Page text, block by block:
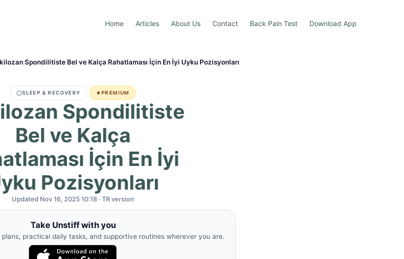
Home Articles About Us Contact Back Pain Test Download App
Spondilitiste Bel ve Kalça Rahatlaması İçin En İyi Uyku Pozisyonları
SLEEP & RECOVERY PREMIUM
Spondilitiste
Bel ve Kalça
İçin En İyi
Pozisyonları
Updated Nov 16, 2025 10:18 · TR version
Take Unstiff with you
practical daily tasks, and supportive routines wherever you are.